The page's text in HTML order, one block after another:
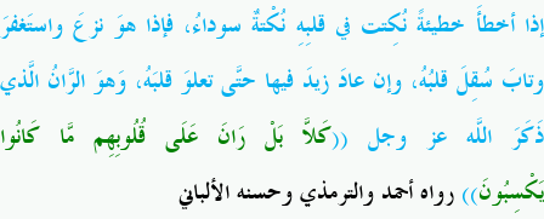
إذا أخطأَ خطيئةً نُكِتت في قلبِهِ نُكْتةٌ سوداءُ، فإذا هوَ نزعَ واستَغفرَ
وتابَ سُقِلَ قلبُهُ، وإن عادَ زيدَ فيها حتَّى تعلوَ قلبَهُ، وَهوَ الرَّانُ الَّذي
ذَكَرَ اللَّه عز وجل ((كَلاَّ بَلْ رَانَ عَلَى قُلُوبِهِم مَّا كَانُوا
يَكْسِبُونَ))رواه أحمد والترمذي وحسنه الألباني